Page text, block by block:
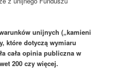
unijnych („kamieni
które dotyczą wymiaru
cała opinia publiczna w
200 czy więcej.